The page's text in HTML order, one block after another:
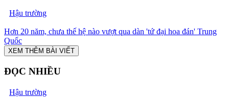
Hậu trường
Hơn 20 năm, chưa thế hệ nào vượt qua dàn 'tứ đại hoa đán' Trung
Quốc
XEM THÊM BÀI VIẾT
ĐỌC NHIỀU
Hậu trường